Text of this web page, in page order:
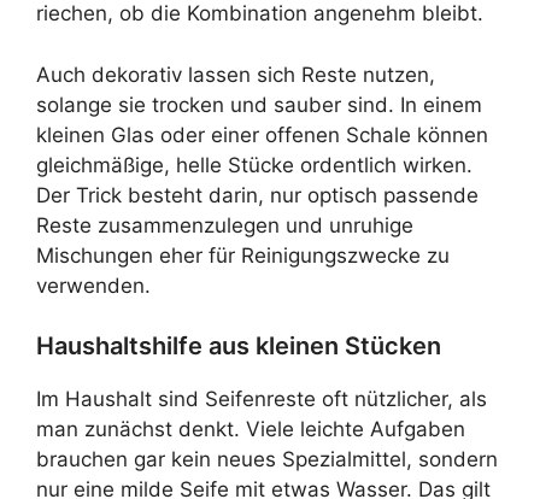
riechen, ob die Kombination angenehm bleibt.
Auch dekorativ lassen sich Reste nutzen,
solange sie trocken und sauber sind. In einem
kleinen Glas oder einer offenen Schale können
gleichmäßige, helle Stücke ordentlich wirken.
Der Trick besteht darin, nur optisch passende
Reste zusammenzulegen und unruhige
Mischungen eher für Reinigungszwecke zu
verwenden.
Haushaltshilfe aus kleinen Stücken
Im Haushalt sind Seifenreste oft nützlicher, als
man zunächst denkt. Viele leichte Aufgaben
brauchen gar kein neues Spezialmittel, sondern
nur eine milde Seife mit etwas Wasser. Das gilt